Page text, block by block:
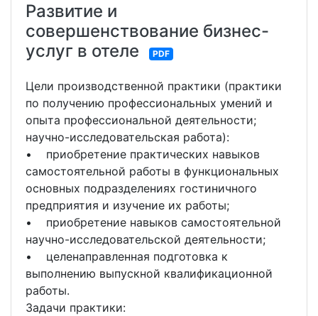
Развитие и
совершенствование бизнес-
услуг в отеле
PDF
Цели производственной практики (практики
по получению профессиональных умений и
опыта профессиональной деятельности;
научно-исследовательская работа):
• приобретение практических навыков
самостоятельной работы в функциональных
основных подразделениях гостиничного
предприятия и изучение их работы;
• приобретение навыков самостоятельной
научно-исследовательской деятельности;
• целенаправленная подготовка к
выполнению выпускной квалификационной
работы.
Задачи практики: